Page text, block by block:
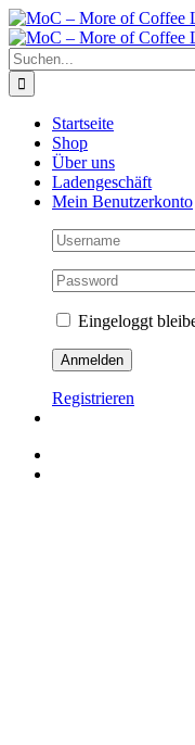
Zum
Inhalt
springen
Suche
nach:
Startseite
Shop
Über uns
Ladengeschäft
Mein Benutzerkonto
Eingeloggt
Registrieren